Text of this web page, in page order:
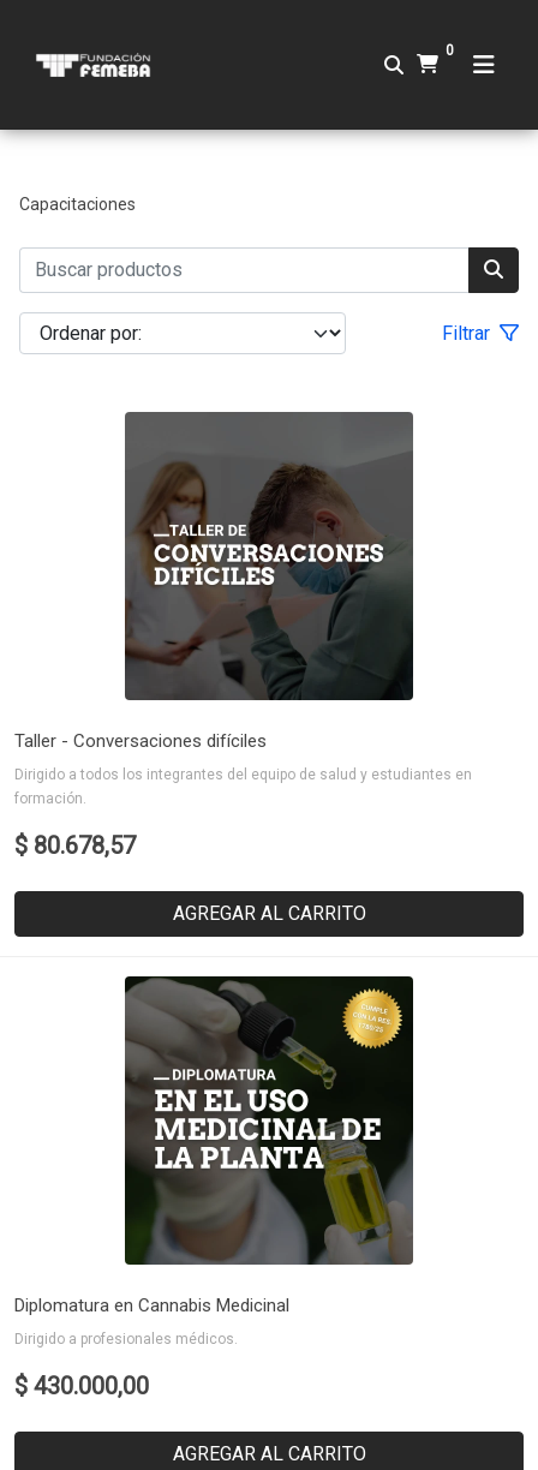
0
Capacitaciones
Filtrar
Taller - Conversaciones difíciles
Dirigido a todos los integrantes del equipo de salud y estudiantes en
formación.
$ 80.678,57
AGREGAR AL CARRITO
Diplomatura en Cannabis Medicinal
Dirigido a profesionales médicos.
$ 430.000,00
AGREGAR AL CARRITO